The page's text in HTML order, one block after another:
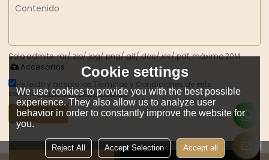
Solo admite .rar/.zip/.jpg/.png/.gif/.doc/.xls/.pdf, máximo 20M
Accesorios
He leido y acepto los Términos y Condiciones de este
servicio,Términos y Condiciones
Mandar
Cookie settings
We use cookies to provide you with the best possible
experience. They also allow us to analyze user
behavior in order to constantly improve the website for
you.
Reject All Accept Selection Accept all